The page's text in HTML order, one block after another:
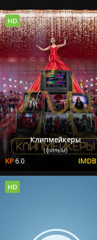
Клипмейкеры
(фильм)
6.0
HD
HD